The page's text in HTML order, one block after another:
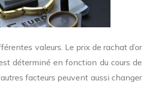
valeurs. Le prix de rachat d’or
déterminé en fonction du cours de
facteurs peuvent aussi changer